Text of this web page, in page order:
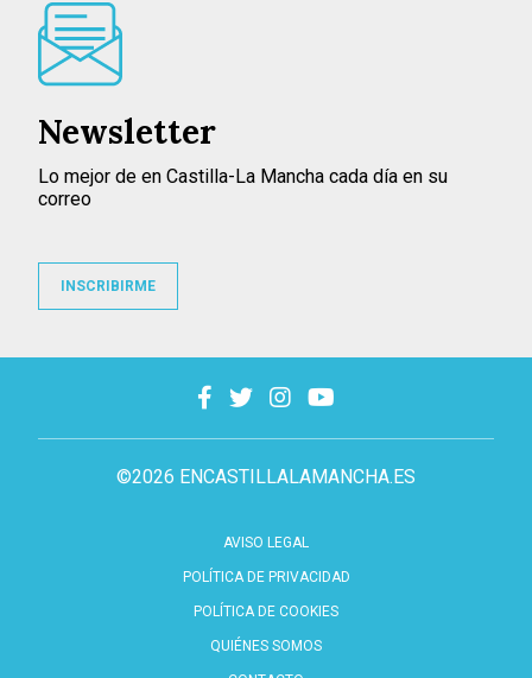
©2026 ENCASTILLALAMANCHA.ES
AVISO LEGAL
POLÍTICA DE PRIVACIDAD
POLÍTICA DE COOKIES
QUIÉNES SOMOS
Newsletter
Lo mejor de en Castilla-La Mancha cada día en su
correo
INSCRIBIRME